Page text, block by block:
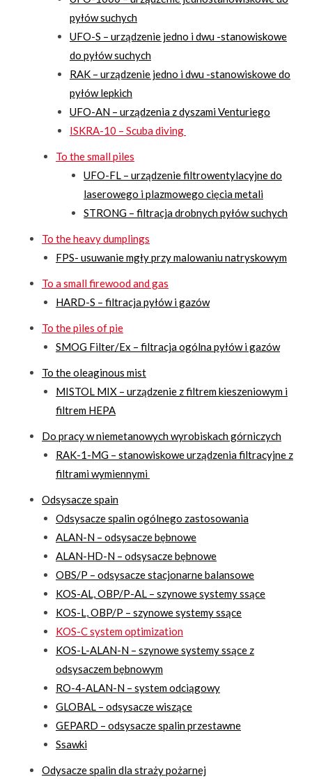
pyłów suchych
UFO-S – urządzenie jedno i dwu -stanowiskowe
do pyłów suchych
RAK – urządzenie jedno i dwu -stanowiskowe do
pyłów lepkich
UFO-AN – urządzenia z dyszami Venturiego
ISKRA-10 – Scuba diving
To the small piles
UFO-FL – urządzenie filtrowentylacyjne do
laserowego i plazmowego cięcia metali
STRONG – filtracja drobnych pyłów suchych
To the heavy dumplings
FPS- usuwanie mgły przy malowaniu natryskowym
To a small firewood and gas
HARD-S – filtracja pyłów i gazów
To the piles of pie
SMOG Filter/Ex – filtracja ogólna pyłów i gazów
To the oleaginous mist
MISTOL MIX – urządzenie z filtrem kieszeniowym i
filtrem HEPA
Do pracy w niemetanowych wyrobiskach górniczych
RAK-1-MG – stanowiskowe urządzenia filtracyjne z
filtrami wymiennymi
Odsysacze spain
Odsysacze spalin ogólnego zastosowania
ALAN-N – odsysacze bębnowe
ALAN-HD-N – odsysacze bębnowe
OBS/P – odsysacze stacjonarne balansowe
KOS-AL, OBP/P-AL – szynowe systemy ssące
KOS-L, OBP/P – szynowe systemy ssące
KOS-C system optimization
KOS-L-ALAN-N – szynowe systemy ssące z
odsysaczem bębnowym
RO-4-ALAN-N – system odciągowy
GLOBAL – odsysacze wiszące
GEPARD – odsysacze spalin przestawne
Ssawki
Odysacze spalin dla straży pożarnej